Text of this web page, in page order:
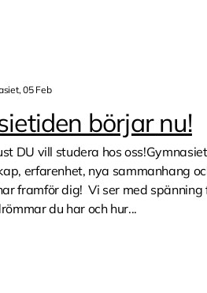
05 Feb
börjar nu!
DU vill studera hos
erfarenhet, nya sammanhang
framför dig! Vi ser med
du har och hur...